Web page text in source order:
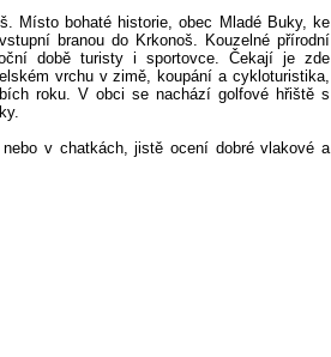
Místo bohaté historie, obec Mladé Buky, ke
branou do Krkonoš. Kouzelné přírodní
době turisty i sportovce. Čekají je zde
vrchu v zimě, koupání a cykloturistika,
roku. V obci se nachází golfové hřiště s
v chatkách, jistě ocení dobré vlakové a